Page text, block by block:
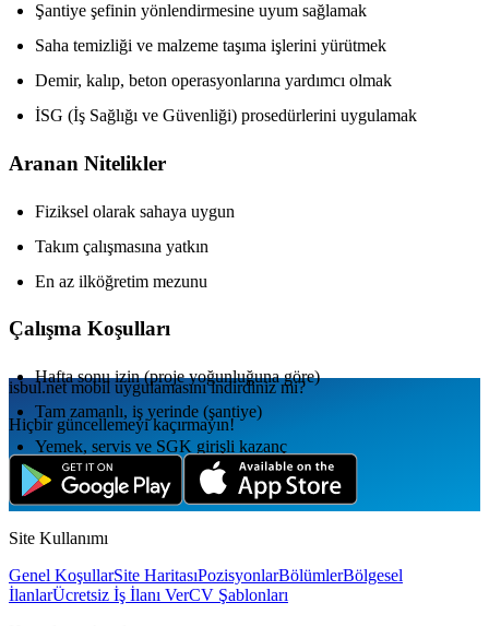
Şantiye şefinin yönlendirmesine uyum sağlamak
Saha temizliği ve malzeme taşıma işlerini yürütmek
Demir, kalıp, beton operasyonlarına yardımcı olmak
İSG (İş Sağlığı ve Güvenliği) prosedürlerini uygulamak
Aranan Nitelikler
Fiziksel olarak sahaya uygun
Takım çalışmasına yatkın
En az ilköğretim mezunu
Çalışma Koşulları
Hafta sonu izin (proje yoğunluğuna göre)
Tam zamanlı, iş yerinde (şantiye)
Yemek, servis ve SGK girişli kazanç
isbul.netmobil uygulamаsını indirdiniz mi?
Hiçbir güncellemeyi kaçırmayın!
Site Kullanımı
Genel KoşullarSite HaritasıPozisyonlarBölümlerBölgesel
İlanlarÜcretsiz İş İlanı VerCV Şablonları